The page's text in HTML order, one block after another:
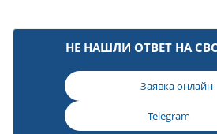
НЕ НАШЛИ ОТВЕТ НА
Заявка онлайн
Telegram